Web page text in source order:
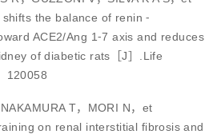
the balance of renin ⁃
ACE2/Ang 1⁃7 axis and reduces
of diabetic rats［J］.Life
120058
T，MORI N，et
on renal interstitial fibrosis and